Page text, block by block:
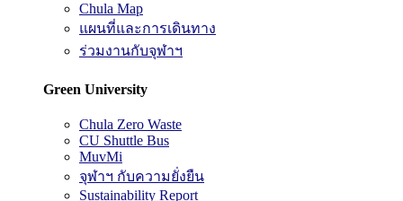
Chula Map
แผนที่และการเดินทาง
ร่วมงานกับจุฬาฯ
Green University
Chula Zero Waste
CU Shuttle Bus
MuvMi
จุฬาฯ กับความยั่งยืน
Sustainability Report